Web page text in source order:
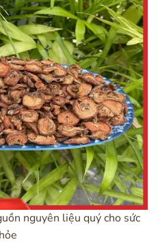
nguyên liệu quý cho sức